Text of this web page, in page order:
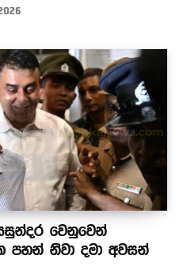
වෙනුවෙන්
නිවා දමා අවසන්